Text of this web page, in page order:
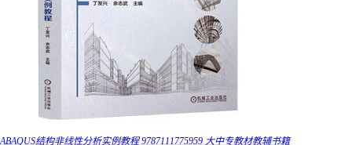
ABAQUS结构非线性分析实例教程 9787111775959 大中专教材教辅书籍